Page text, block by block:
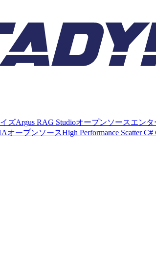
ズArgus RAG Studioオープンソースエン
オープンソースHigh Performance Scatter C#